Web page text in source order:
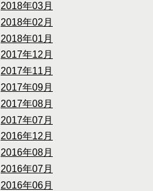
2018年03月
2018年02月
2018年01月
2017年12月
2017年11月
2017年09月
2017年08月
2017年07月
2016年12月
2016年08月
2016年07月
2016年06月